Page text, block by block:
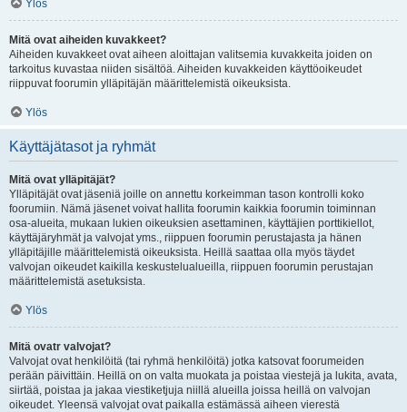
Ylös
Mitä ovat aiheiden kuvakkeet?
Aiheiden kuvakkeet ovat aiheen aloittajan valitsemia kuvakkeita joiden on
tarkoitus kuvastaa niiden sisältöä. Aiheiden kuvakkeiden käyttöoikeudet
riippuvat foorumin ylläpitäjän määrittelemistä oikeuksista.
Ylös
Käyttäjätasot ja ryhmät
Mitä ovat ylläpitäjät?
Ylläpitäjät ovat jäseniä joille on annettu korkeimman tason kontrolli koko
foorumiin. Nämä jäsenet voivat hallita foorumin kaikkia foorumin toiminnan
osa-alueita, mukaan lukien oikeuksien asettaminen, käyttäjien porttikiellot,
käyttäjäryhmät ja valvojat yms., riippuen foorumin perustajasta ja hänen
ylläpitäjille määrittelemistä oikeuksista. Heillä saattaa olla myös täydet
valvojan oikeudet kaikilla keskustelualueilla, riippuen foorumin perustajan
määrittelemistä asetuksista.
Ylös
Mitä ovatr valvojat?
Valvojat ovat henkilöitä (tai ryhmä henkilöitä) jotka katsovat foorumeiden
perään päivittäin. Heillä on on valta muokata ja poistaa viestejä ja lukita, avata,
siirtää, poistaa ja jakaa viestiketjuja niillä alueilla joissa heillä on valvojan
oikeudet. Yleensä valvojat ovat paikalla estämässä aiheen vierestä